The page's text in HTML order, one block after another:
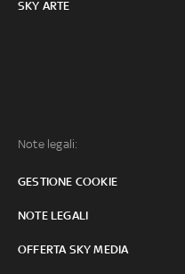
SKY ARTE
Note legali:
GESTIONE COOKIE
NOTE LEGALI
OFFERTA SKY MEDIA